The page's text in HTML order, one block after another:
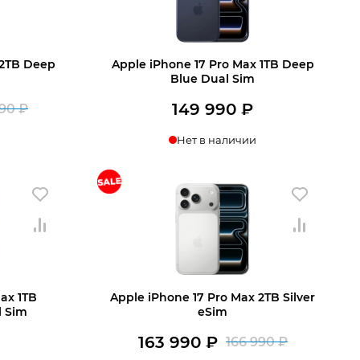
Deep
₽
составляла
159
990 ₽.
890 ₽.
Apple iPhone 17 Pro Max 1TB Deep
Blue Dual Sim
149 990₽
Нет в наличии
1TB
Sim
Apple iPhone 17 Pro Max 2TB Silver
eSim
166 990₽
163 990 ₽